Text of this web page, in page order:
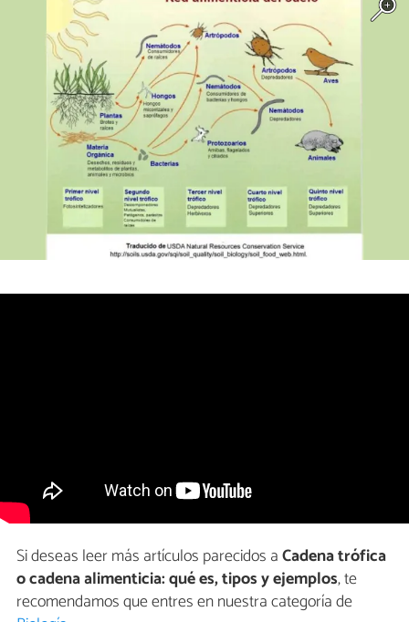
Si deseas leer más artículos parecidos aCadena trófica
o cadena alimenticia: qué es, tipos y ejemplos, te
recomendamos que entres en nuestra categoría de